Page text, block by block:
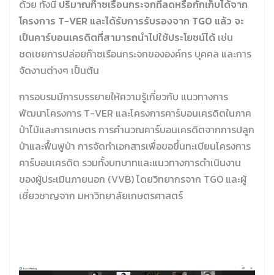
ด้วย ทั้งนี้ปริมาณก๊าซเรือนกระจกที่ลดหรือกักเก็บได้จาก
โครงการ T-VER และได้รับการรับรองจาก TGO แล้ว จะ
เป็นคาร์บอนเครดิตที่สามารถนำไปใช้ประโยชน์ได้ เช่น
ชดเชยการปล่อยก๊าซเรือนกระจกขององค์กร บุคคล และการ
จัดงานต่างๆ เป็นต้น
การอบรมมีการบรรยายให้ความรู้เกี่ยวกับ แนวทางการ
พัฒนาโครงการ T-VER และโครงการคาร์บอนเครดิตในภาค
ป่าไม้และการเกษตร การคํานวณคาร์บอนเครดิตจากการปลูก
ป่าและฟื้นฟูป่า การจัดทำเอกสารเพื่อขอขึ้นทะเบียนโครงการ
คาร์บอนเครดิต รวมทั้งบทบาทและแนวทางการดำเนินงาน
ของผู้ประเมินภายนอก (VVB) โดยวิทยากรจาก TGO และผู้
เชี่ยวชาญจาก มหาวิทยาลัยเกษตรศาสตร์